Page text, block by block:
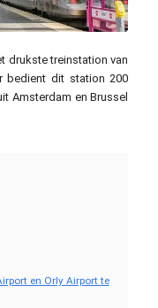
drukste treinstation van
bedient dit station 200
Amsterdam en Brussel
en Orly Airport te